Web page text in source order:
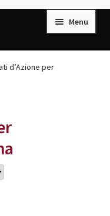
Menu
d’Azione per